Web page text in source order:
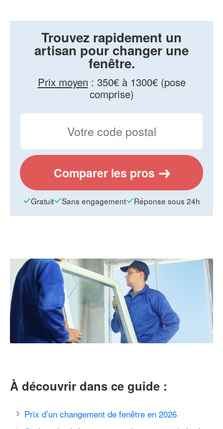
Trouvez rapidement un
artisan pour changer une
fenêtre.
Prix moyen : 350€ à 1300€ (pose
comprise)
Comparer les pros
Gratuit Sans engagement Réponse sous 24h
À découvrir dans ce guide :
Prix d’un changement de fenêtre en 2026